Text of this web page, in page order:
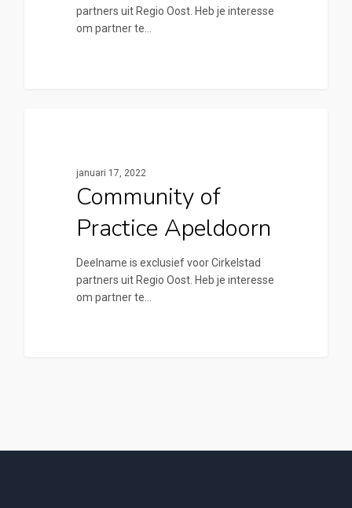
partners uit Regio Oost. Heb je interesse
om partner te…
januari 17, 2022
Community of
Practice Apeldoorn
Deelname is exclusief voor Cirkelstad
partners uit Regio Oost. Heb je interesse
om partner te…